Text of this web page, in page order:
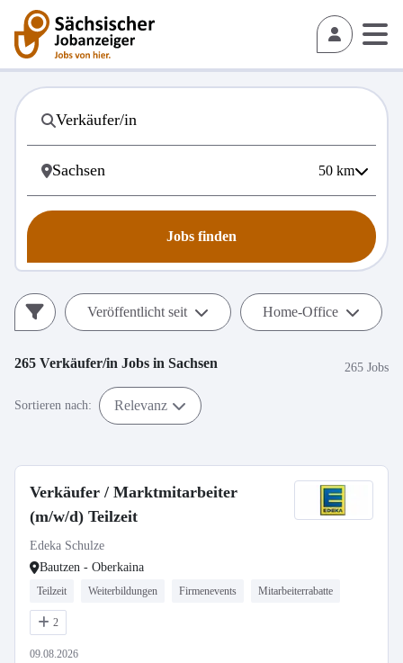
50 km
Jobs finden
Veröffentlicht seit Home-Office
265 Verkäufer/in Jobs in Sachsen 265 Jobs
Sortieren nach: Relevanz
Verkäufer / Marktmitarbeiter
(m/w/d) Teilzeit
Edeka Schulze
Bautzen - Oberkaina
Teilzeit Weiterbildungen Firmenevents Mitarbeiterrabatte
2
09.08.2026